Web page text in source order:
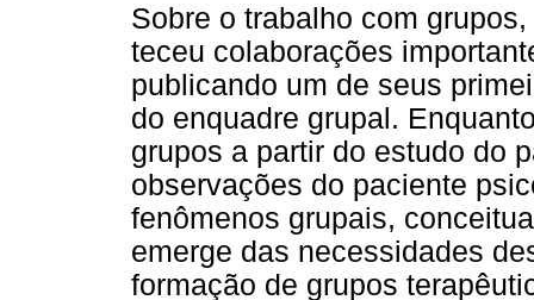
Sobre o trabalho com
teceu colaborações
publicando um de seus
do enquadre grupal.
grupos a partir do estudo do
observações do paciente
fenômenos grupais,
emerge das necessidades
formação de grupos